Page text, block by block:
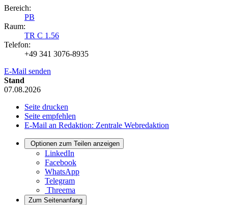
Bereich:
PB
Raum:
TR C 1.56
Telefon:
+49 341 3076-8935
E-Mail senden
Stand
07.08.2026
Seite drucken
Seite empfehlen
E-Mail an Redaktion: Zentrale Webredaktion
Optionen zum Teilen anzeigen
LinkedIn
Facebook
WhatsApp
Telegram
Threema
Zum Seitenanfang